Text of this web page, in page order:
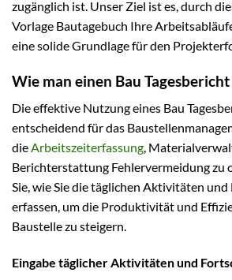
zugänglich ist. Unser Ziel ist es, durch
Vorlage Bautagebuch Ihre
eine solide Grundlage für den
Wie man einen Bau
Die effektive Nutzung eines Bau
entscheidend für das
dieArbeitszeiterfassung,
Berichterstattung Fehlervermeidung zu
Sie, wie Sie die täglichen Aktivitäten
erfassen, um die Produktivität und
Baustelle zu steigern.
Eingabe täglicher Aktivitäten und